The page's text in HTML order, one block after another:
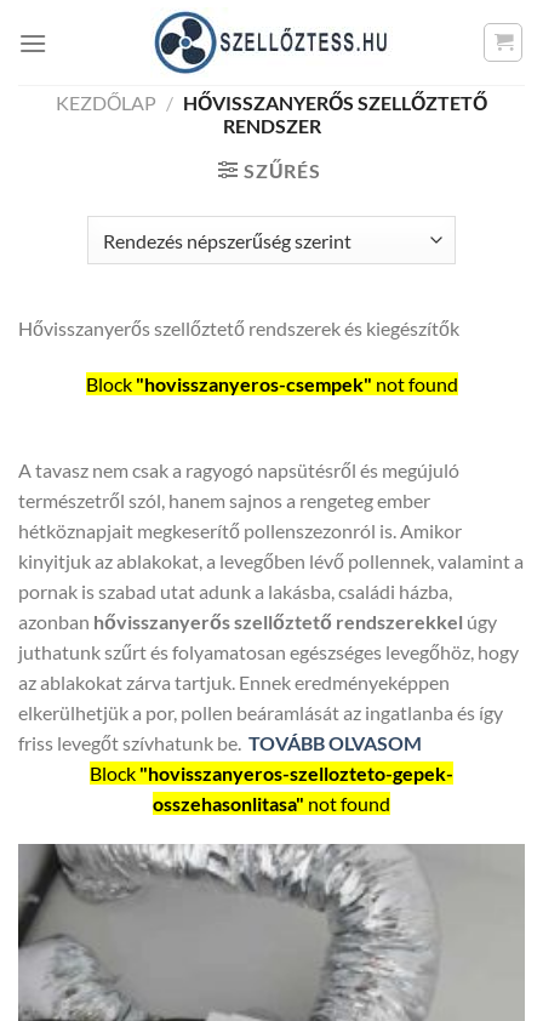
KEZDŐLAP / HŐVISSZANYERŐS SZELLŐZTETŐ
RENDSZER
SZŰRÉS
Hővisszanyerős szellőztető rendszerek és kiegészítők
Block "hovisszanyeros-csempek" not found
A tavasz nem csak a ragyogó napsütésről és megújuló
természetről szól, hanem sajnos a rengeteg ember
hétköznapjait megkeserítő pollenszezonról is. Amikor
kinyitjuk az ablakokat, a levegőben lévő pollennek, valamint a
pornak is szabad utat adunk a lakásba, családi házba,
azonban hővisszanyerős szellőztető rendszerekkel úgy
juthatunk szűrt és folyamatosan egészséges levegőhöz, hogy
az ablakokat zárva tartjuk. Ennek eredményeképpen
elkerülhetjük a por, pollen beáramlását az ingatlanba és így
friss levegőt szívhatunk be. TOVÁBB OLVASOM
Block "hovisszanyeros-szellozteto-gepek-
osszehasonlitasa" not found